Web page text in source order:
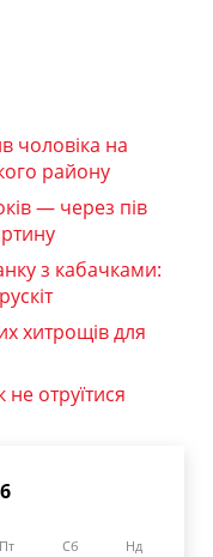
чоловіка на
району
— через пів
з кабачками:
хитрощів для
отруїтися
Пт Сб Нд